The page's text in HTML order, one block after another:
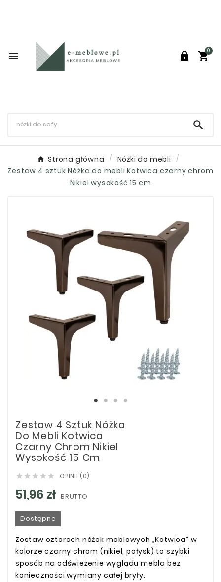
  
0

Strona główna
Nóżki do mebli
Zestaw 4 sztuk Nóżka do mebli Kotwica czarny chrom
Nikiel wysokość 15 cm
Zestaw 4 Sztuk Nóżka
Do Mebli Kotwica
Czarny Chrom Nikiel
Wysokość 15 Cm
     OPINIE(0)
51,96 zł BRUTTO
Dostępne
Zestaw czterech nóżek meblowych „Kotwica” w
kolorze czarny chrom (nikiel, połysk) to szybki
sposób na odświeżenie wyglądu mebla bez
konieczności wymiany całej bryły.